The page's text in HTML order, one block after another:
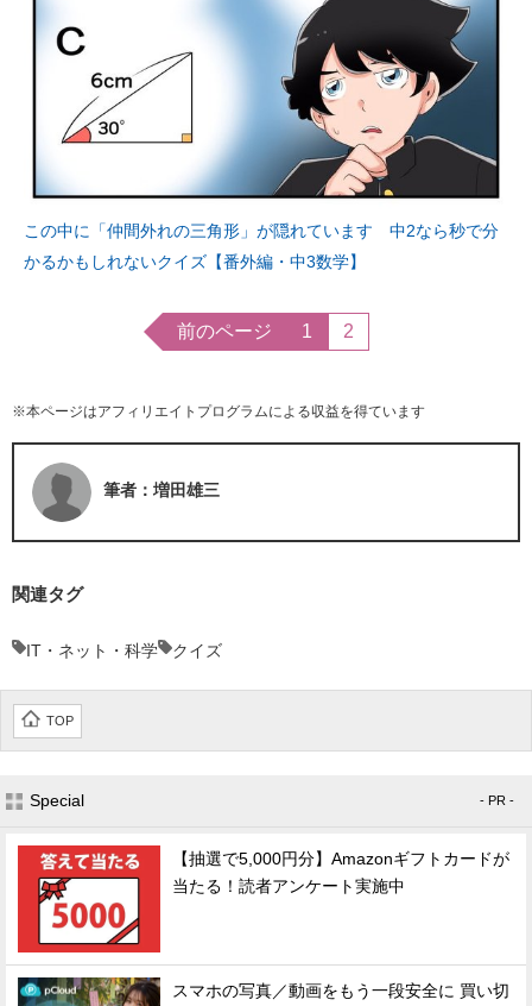
この中に「仲間外れの三角形」が隠れています 中2なら秒で分
かるかもしれないクイズ【番外編・中3数学】
前のページ 1 2
※本ページはアフィリエイトプログラムによる収益を得ています
筆者：増田雄三
関連タグ
IT・ネット・科学 クイズ
TOP
Special - PR -
【抽選で5,000円分】Amazonギフトカードが
当たる！読者アンケート実施中
スマホの写真／動画をもう一段安全に 買い切